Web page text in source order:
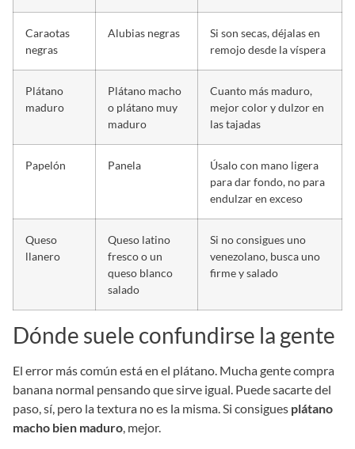
Caraotas
negras
Alubias negras
Si son secas, déjalas en
remojo desde la víspera
Plátano
maduro
Plátano macho
o plátano muy
maduro
Cuanto más maduro,
mejor color y dulzor en
las tajadas
Papelón Panela
Úsalo con mano ligera
para dar fondo, no para
endulzar en exceso
Queso
llanero
Queso latino
fresco o un
queso blanco
salado
Si no consigues uno
venezolano, busca uno
firme y salado
Dónde suele confundirse la gente
El error más común está en el plátano. Mucha gente compra
banana normal pensando que sirve igual. Puede sacarte del
paso, sí, pero la textura no es la misma. Si consigues plátano
macho bien maduro, mejor.